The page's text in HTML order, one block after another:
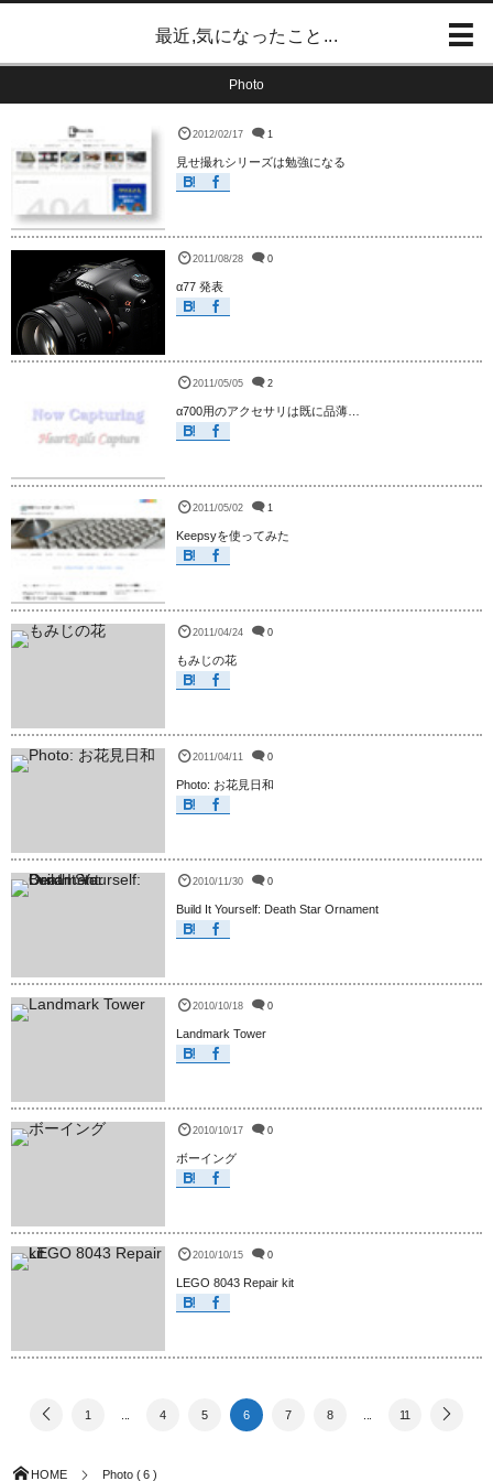
最近,気になったこと...
Photo
2012/02/17 1
見せ撮れシリーズは勉強になる
2011/08/28 0
α77 発表
2011/05/05 2
α700用のアクセサリは既に品薄…
2011/05/02 1
Keepsyを使ってみた
2011/04/24 0
もみじの花
2011/04/11 0
Photo: お花見日和
2010/11/30 0
Build It Yourself: Death Star Ornament
2010/10/18 0
Landmark Tower
2010/10/17 0
ボーイング
2010/10/15 0
LEGO 8043 Repair kit
1 4 5 6 7 8 11
HOME Photo ( 6 )